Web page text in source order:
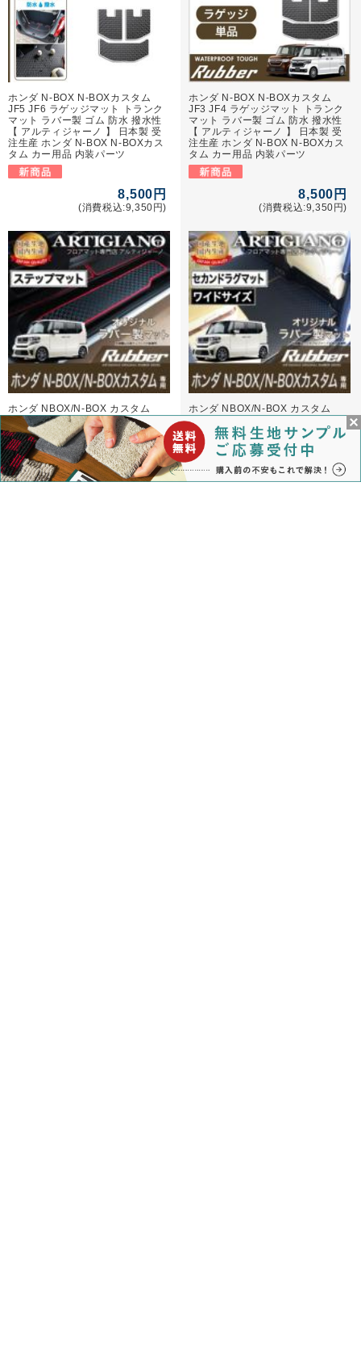
ホンダ N-BOX N-BOXカスタム
JF5 JF6 ラゲッジマット トランク
マット ラバー製 ゴム 防水 撥水性
【 アルティジャーノ 】 日本製 受
注生産 ホンダ N-BOX N-BOXカス
タム カー用品 内装パーツ
8,500円
(消費税込:9,350円)
ホンダ N-BOX N-BOXカスタム
JF3 JF4 ラゲッジマット トランク
マット ラバー製 ゴム 防水 撥水性
【 アルティジャーノ 】 日本製 受
注生産 ホンダ N-BOX N-BOXカス
タム カー用品 内装パーツ
8,500円
(消費税込:9,350円)
ホンダ NBOX/N-BOX カスタム
JF1/JF2 ステップマット(エントラ
ンスマット) ラバー
4,500円
(消費税込:4,950円)
ホンダ NBOX/N-BOX カスタム
JF1/JF2 セカンドラグマット ワイ
ドサイズ ラバー
7,700円
(消費税込:8,470円)